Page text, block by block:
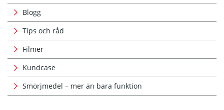
Blogg
Tips och råd
Filmer
Kundcase
Smörjmedel – mer än bara funktion